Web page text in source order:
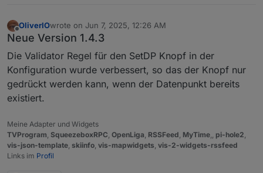
Offline
OliverIOwrote on Jun 7, 2025, 12:26 AM
last edited by
Neue Version 1.4.3
Die Validator Regel für den SetDP Knopf in der
Konfiguration wurde verbessert, so das der Knopf nur
gedrückt werden kann, wenn der Datenpunkt bereits
existiert.
Meine Adapter und Widgets
TVProgram SqueezeboxRPC OpenLiga RSSFeed MyTime pi-hole2
vis-json-template skiinfo vis-mapwidgets vis-2-widgets-rssfeed
Links im Profil